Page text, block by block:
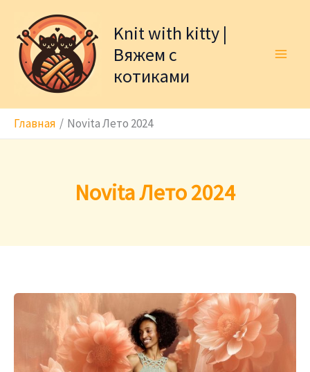
содержимому
Knit with kitty |
Вяжем с
котиками
Главная Novita Лето 2024
Novita Лето 2024